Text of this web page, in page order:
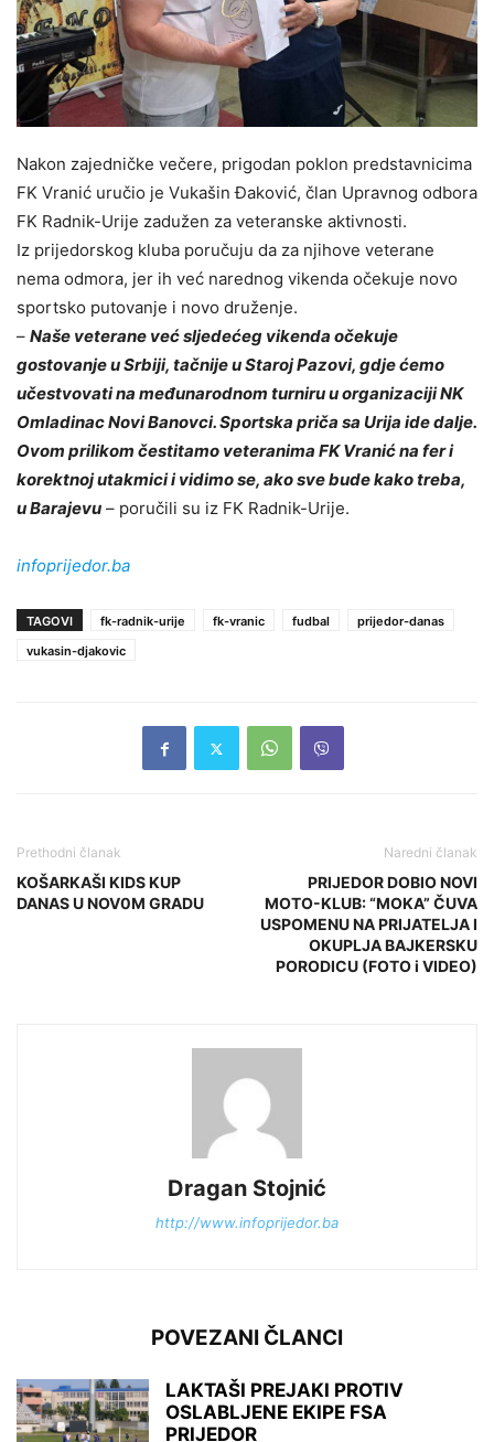
Nakon zajedničke večere, prigodan poklon predstavnicima
FK Vranić uručio je Vukašin Đaković, član Upravnog odbora
FK Radnik-Urije zadužen za veteranske aktivnosti.
Iz prijedorskog kluba poručuju da za njihove veterane
nema odmora, jer ih već narednog vikenda očekuje novo
sportsko putovanje i novo druženje.
– Naše veterane već sljedećeg vikenda očekuje
gostovanje u Srbiji, tačnije u Staroj Pazovi, gdje ćemo
učestvovati na međunarodnom turniru u organizaciji NK
Omladinac Novi Banovci. Sportska priča sa Urija ide dalje.
Ovom prilikom čestitamo veteranima FK Vranić na fer i
korektnoj utakmici i vidimo se, ako sve bude kako treba,
u Barajevu – poručili su iz FK Radnik-Urije.
infoprijedor.ba
TAGOVI fk-radnik-urije fk-vranic fudbal
prijedor-danas
vukasin-djakovic
Prethodni članak
KOŠARKAŠI KIDS KUP
DANAS U NOV0M GRADU
Naredni članak
PRIJEDOR DOBIO NOVI
MOTO-KLUB: “MOKA” ČUVA
USPOMENU NA PRIJATELJA I
OKUPLJA BAJKERSKU
PORODICU (FOTO i VIDEO)
Dragan Stojnić
http://www.infoprijedor.ba
POVEZANI ČLANCI
LAKTAŠI PREJAKI PROTIV
OSLABLJENE EKIPE FSA
PRIJEDOR